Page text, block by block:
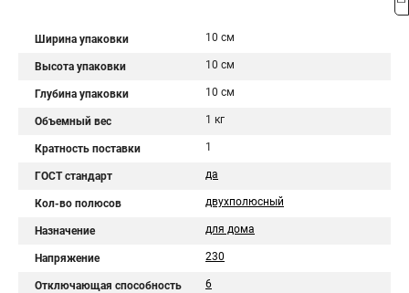
Ширина упаковки 10 см
Высота упаковки 10 см
Глубина упаковки 10 см
Объемный вес 1 кг
Кратность поставки 1
ГОСТ стандарт да
Кол-во полюсов двухполюсный
Назначение для дома
Напряжение 230
Отключающая способность 6